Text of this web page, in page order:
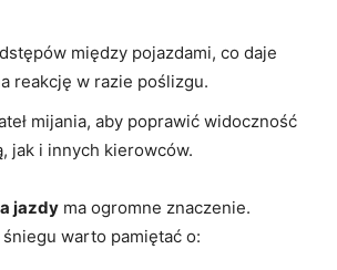
między pojazdami, co daje
reakcję w‌ razie poślizgu.
mijania, aby poprawić‌ widoczność
‍jak i innych kierowców.
jazdy ma ogromne znaczenie.
warto pamiętać o: